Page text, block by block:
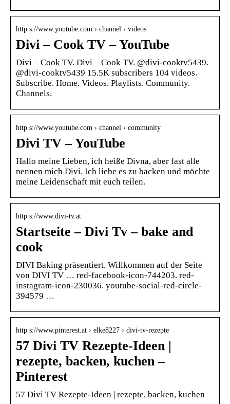
http s://www.youtube.com › channel › videos
Divi – Cook TV – YouTube
Divi – Cook TV. Divi – Cook TV. @divi-cooktv5439.
@divi-cooktv5439 15.5K subscribers 104 videos.
Subscribe. Home. Videos. Playlists. Community.
Channels.
http s://www.youtube.com › channel › community
Divi TV – YouTube
Hallo meine Lieben, ich heiße Divna, aber fast alle
nennen mich Divi. Ich liebe es zu backen und möchte
meine Leidenschaft mit euch teilen.
http s://www.divi-tv.at
Startseite – Divi Tv – bake and
cook
DIVI Baking präsentiert. Willkommen auf der Seite
von DIVI TV … red-facebook-icon-744203. red-
instagram-icon-230036. youtube-social-red-circle-
394579 …
http s://www.pinterest.at › elke8227 › divi-tv-rezepte
57 Divi TV Rezepte-Ideen |
rezepte, backen, kuchen –
Pinterest
57 Divi TV Rezepte-Ideen | rezepte, backen, kuchen